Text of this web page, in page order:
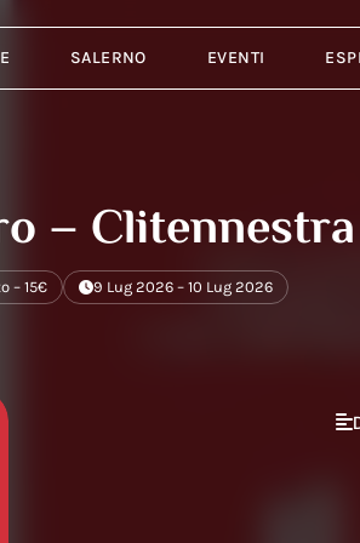
SALERNO EVENTI
– Clitennestra
– 15€ 9 Lug 2026 – 10 Lug 2026